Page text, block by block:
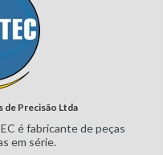
de Precisão Ltda
é fabricante de peças
em série.